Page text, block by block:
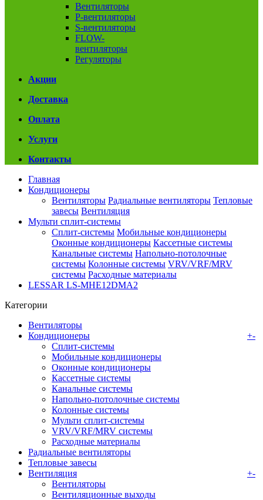
Вентиляторы
P-вентиляторы
S-вентиляторы
FLOW-
вентиляторы
Регуляторы
Акции
Доставка
Оплата
Услуги
Контакты
Главная
Кондиционеры
Вентиляторы Радиальные вентиляторы Тепловые
завесы Вентиляция
Мульти сплит-системы
Сплит-системы Мобильные кондиционеры
Оконные кондиционеры Кассетные системы
Канальные системы Напольно-потолочные
системы Колонные системы VRV/VRF/MRV
системы Расходные материалы
LESSAR LS-MHE12DMA2
Категории
Вентиляторы
Кондиционеры
+-
Сплит-системы
Мобильные кондиционеры
Оконные кондиционеры
Кассетные системы
Канальные системы
Напольно-потолочные системы
Колонные системы
Мульти сплит-системы
VRV/VRF/MRV системы
Расходные материалы
Радиальные вентиляторы
Тепловые завесы
Вентиляция
+-
Вентиляторы
Вентиляционные выходы